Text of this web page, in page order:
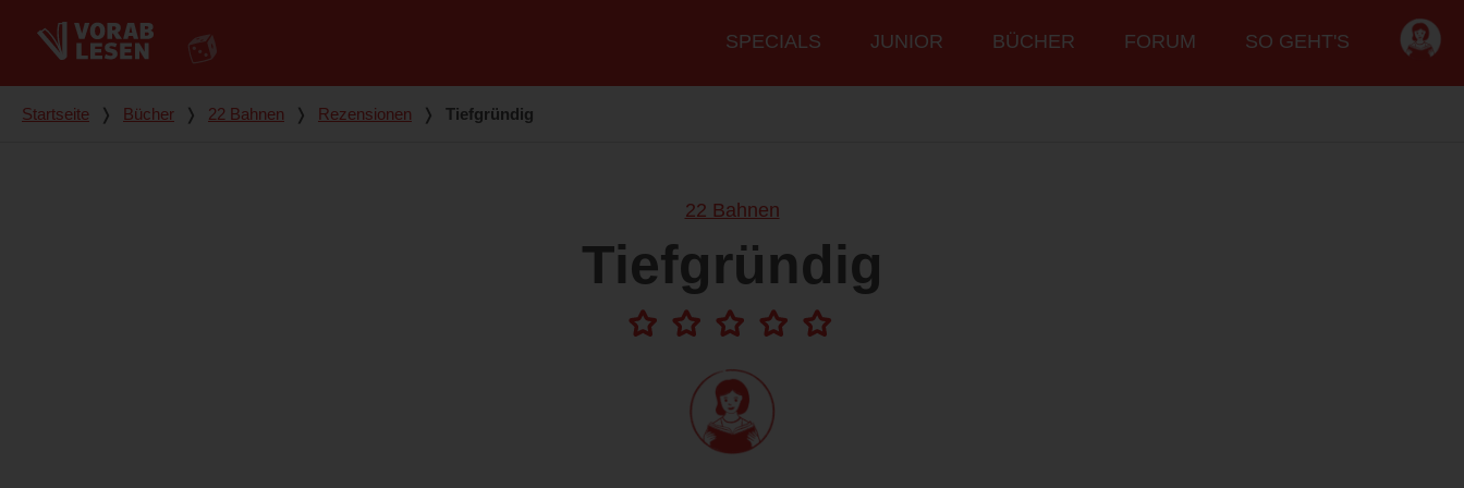
Hauptmenü
SPECIALS JUNIOR BÜCHER FORUM SO GEHT'S
Du bist hier
Startseite ❭ Bücher ❭ 22 Bahnen ❭ Rezensionen ❭ Tiefgründig
22 Bahnen
Tiefgründig